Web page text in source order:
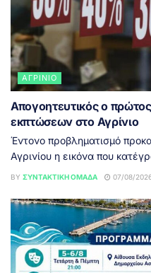
ΑΓΡΊΝΙΟ
Απογοητευτικός ο
εκπτώσεων στο Αγρίνιο
Έντονο προβληματισμό
Αγρινίου η εικόνα που
BY ΣΥΝΤΑΚΤΙΚΉ ΟΜΆΔΑ 07/08/